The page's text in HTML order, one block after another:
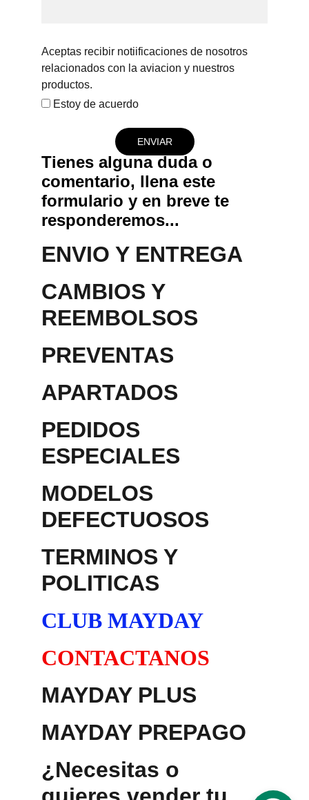
Aceptas recibir notiificaciones de nosotros
relacionados con la aviacion y nuestros
productos.
Estoy de acuerdo
ENVIAR
Tienes alguna duda o
comentario, llena este
formulario y en breve te
responderemos...
ENVIO Y ENTREGA
CAMBIOS Y
REEMBOLSOS
PREVENTAS
APARTADOS
PEDIDOS
ESPECIALES
MODELOS
DEFECTUOSOS
TERMINOS Y
POLITICAS
CLUB MAYDAY
MAYDAY PLUS
MAYDAY PREPAGO
¿Necesitas o
CONTACTANOS